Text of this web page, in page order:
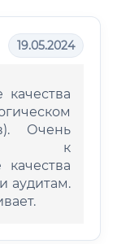
19.05.2024
Очень
к
аудитам.